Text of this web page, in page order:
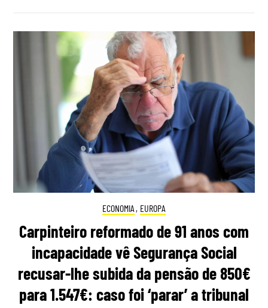
ECONOMIA , EUROPA
Carpinteiro reformado de 91 anos com
incapacidade vê Segurança Social
recusar-lhe subida da pensão de 850€
para 1.547€: caso foi ‘parar’ a tribunal